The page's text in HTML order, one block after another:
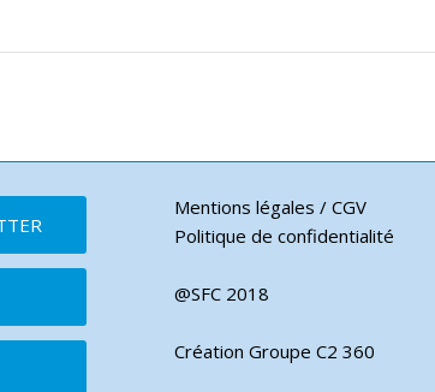
Mentions légales / CGV
Politique de confidentialité
@SFC 2018
Création Groupe C2 360